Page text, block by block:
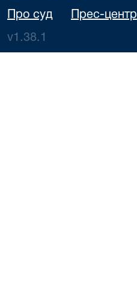
Про суд Прес-центр
v1.38.1